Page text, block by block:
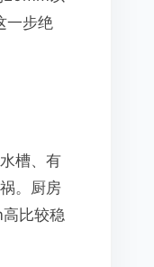
一步绝
槽、有
。厨房
比较稳